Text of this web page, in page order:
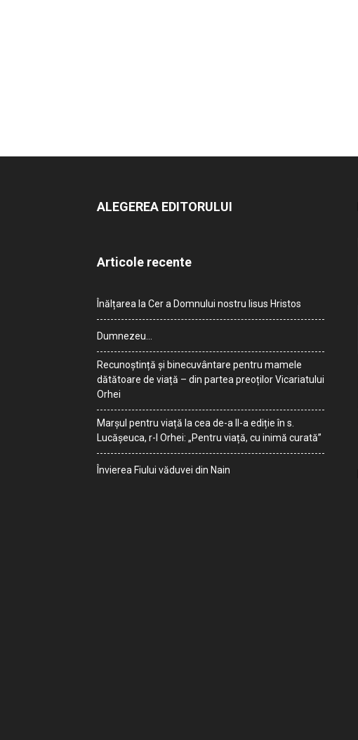
ALEGEREA EDITORULUI
Articole recente
Înălțarea la Cer a Domnului nostru Iisus Hristos
Dumnezeu…
Recunoștință și binecuvântare pentru mamele
dătătoare de viață – din partea preoților Vicariatului
Orhei
Marșul pentru viață la cea de-a II-a ediție în s.
Lucășeuca, r-l Orhei: „Pentru viață, cu inimă curată”
Învierea Fiului văduvei din Nain